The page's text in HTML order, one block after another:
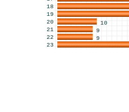
18
19
20
10
21
9
22
9
23